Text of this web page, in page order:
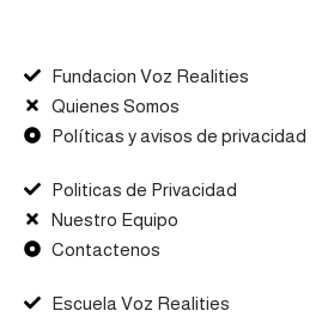
Fundacion Voz Realities
Quienes Somos
Políticas y avisos de privacidad
Politicas de Privacidad
Nuestro Equipo
Contactenos
Escuela Voz Realities